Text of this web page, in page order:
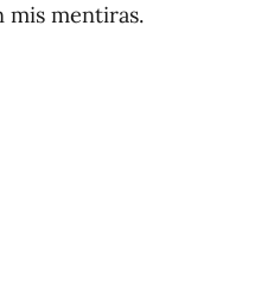
mis mentiras.